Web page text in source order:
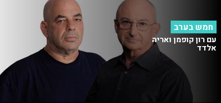
חמש בערב
עם רון קופמן ואריה
אלדד